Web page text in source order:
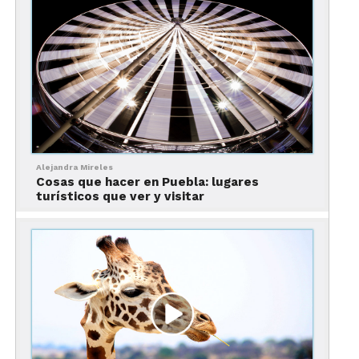
hermoso templo que luce una gran corona
esculpida en la parte superior. LaParroquia de
Nuestra Señora de Guadalupees uno de los sitios
más emblemáticos del destino por su particular
fachada de ladrillo, se terminó de construir en
1930. Presume un estilo neoclásico en la nave
principal y torres de estilo renacentista.
Vallarta – Probar sus
delicias gastronómicas
Alejandra Mireles
Cosas que hacer en Puebla: lugares
turísticos que ver y visitar